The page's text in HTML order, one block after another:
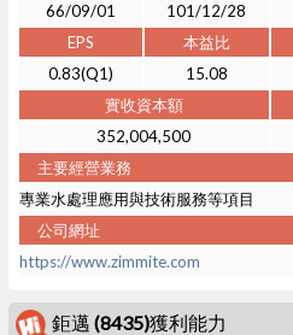
66/09/01
101/12/28
EPS
本益比
0.83(Q1)
15.08
實收資本額
352,004,500
主要經營業務
專業水處理應用與技術服務等項目
公司網址
https://www.zimmite.com
鉅邁 (8435)獲利能力